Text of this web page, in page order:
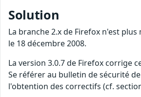
Solution
La branche 2.x de Firefox n'est
le 18 décembre 2008.
La version 3.0.7 de Firefox corrige
Se référer au bulletin de sécurité
l'obtention des correctifs (cf.